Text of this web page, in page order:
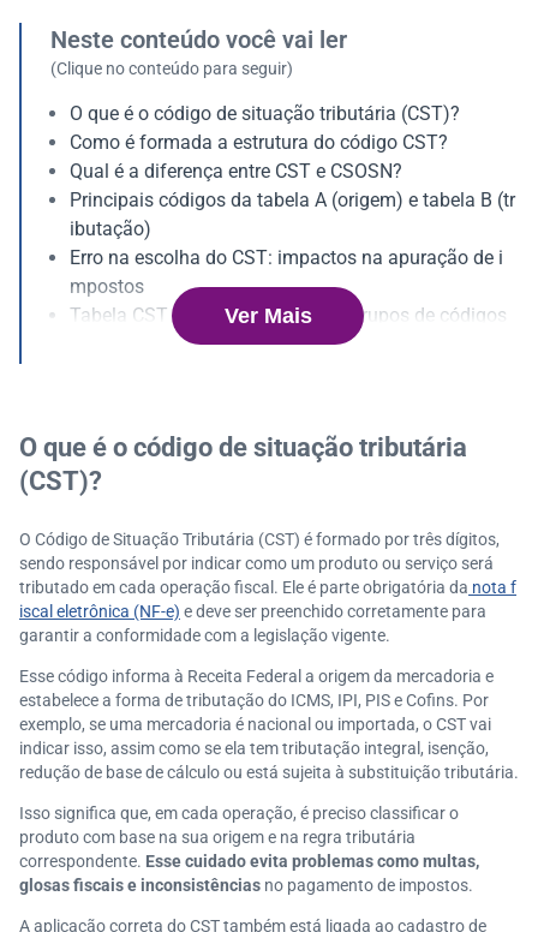
Neste conteúdo você vai ler
(Clique no conteúdo para seguir)
O que é o código de situação tributária (CST)?
Como é formada a estrutura do código CST?
Qual é a diferença entre CST e CSOSN?
Principais códigos da tabela A (origem) e tabela B (tr
ibutação)
Erro na escolha do CST: impactos na apuração de i
mpostos
Tabela CST ICMS e os principais grupos de códigos
CST para IPI, PIS e Cofins: diferenças na tributação
Exemplos práticos de preenchimento do CST na nota
fiscal
Checklist para revisar o cadastro de CST no ERP
ção
Ver Mais
O que é o código de situação tributária
(CST)?
O Código de Situação Tributária (CST) é formado por três dígitos,
sendo responsável por indicar como um produto ou serviço será
tributado em cada operação fiscal. Ele é parte obrigatória da nota f
iscal eletrônica (NF-e) e deve ser preenchido corretamente para
garantir a conformidade com a legislação vigente.
Esse código informa à Receita Federal a origem da mercadoria e
estabelece a forma de tributação do ICMS, IPI, PIS e Cofins. Por
exemplo, se uma mercadoria é nacional ou importada, o CST vai
indicar isso, assim como se ela tem tributação integral, isenção,
redução de base de cálculo ou está sujeita à substituição tributária.
Isso significa que, em cada operação, é preciso classificar o
produto com base na sua origem e na regra tributária
correspondente. Esse cuidado evita problemas como multas,
glosas fiscais e inconsistências no pagamento de impostos.
A aplicação correta do CST também está ligada ao cadastro de